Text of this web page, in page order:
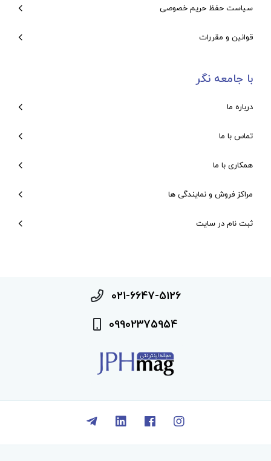
سیاست حفظ حریم خصوصی
قوانین و مقررات
با جامعه نگر
درباره ما
تماس با ما
همکاری با ما
مراکز فروش و نمایندگی ها
ثبت نام در سایت
021-6647-5126
09902375954